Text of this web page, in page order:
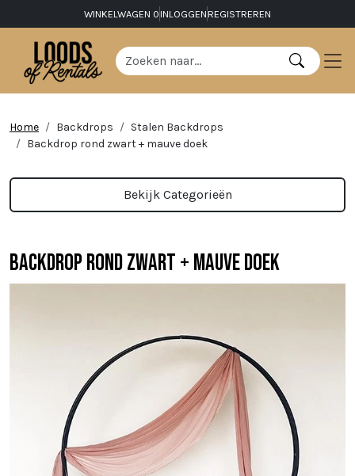
WINKELWAGEN 0 INLOGGEN REGISTREREN
Home Backdrops
Stalen Backdrops
Backdrop rond zwart + mauve doek
Bekijk Categorieën
Backdrop rond zwart + mauve doek